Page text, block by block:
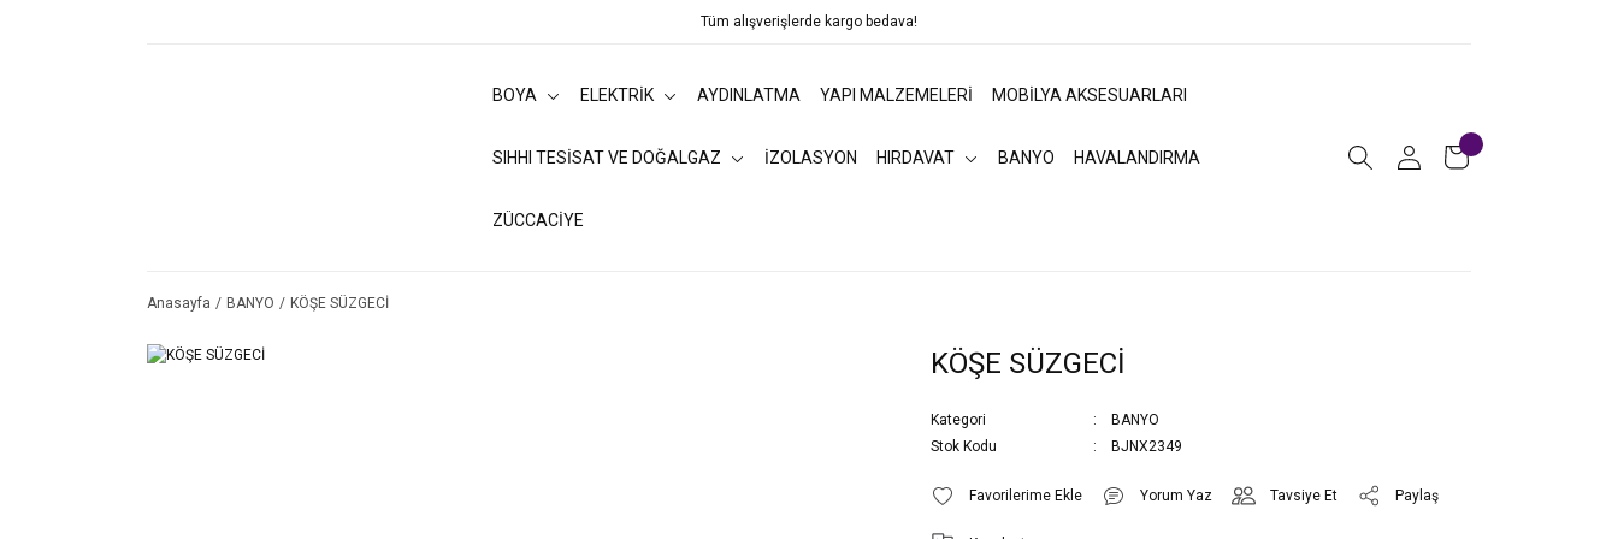
Tüm alışverişlerde kargo bedava!
BOYA ELEKTRİK AYDINLATMA YAPI MALZEMELERİ MOBİLYA AKSESUARLARI
SIHHI TESİSAT VE DOĞALGAZ İZOLASYON HIRDAVAT BANYO HAVALANDIRMA
ZÜCCACİYE
Anasayfa BANYO KÖŞE SÜZGECİ
KÖŞE SÜZGECİ
Kategori
BANYO
Stok Kodu
BJNX2349
Yorum Yaz Tavsiye Et Paylaş